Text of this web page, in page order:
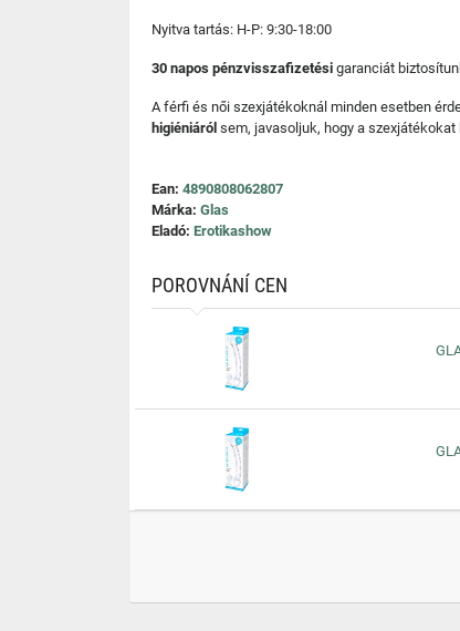
Nyitva tartás: H-P: 9:30-18:00
30 napos pénzvisszafizetési garanciát
A férfi és női szexjátékoknál minden esetben
higiéniáról sem, javasoljuk, hogy a
Ean: 4890808062807
Márka: Glas
Eladó: Erotikashow
POROVNÁNÍ CEN